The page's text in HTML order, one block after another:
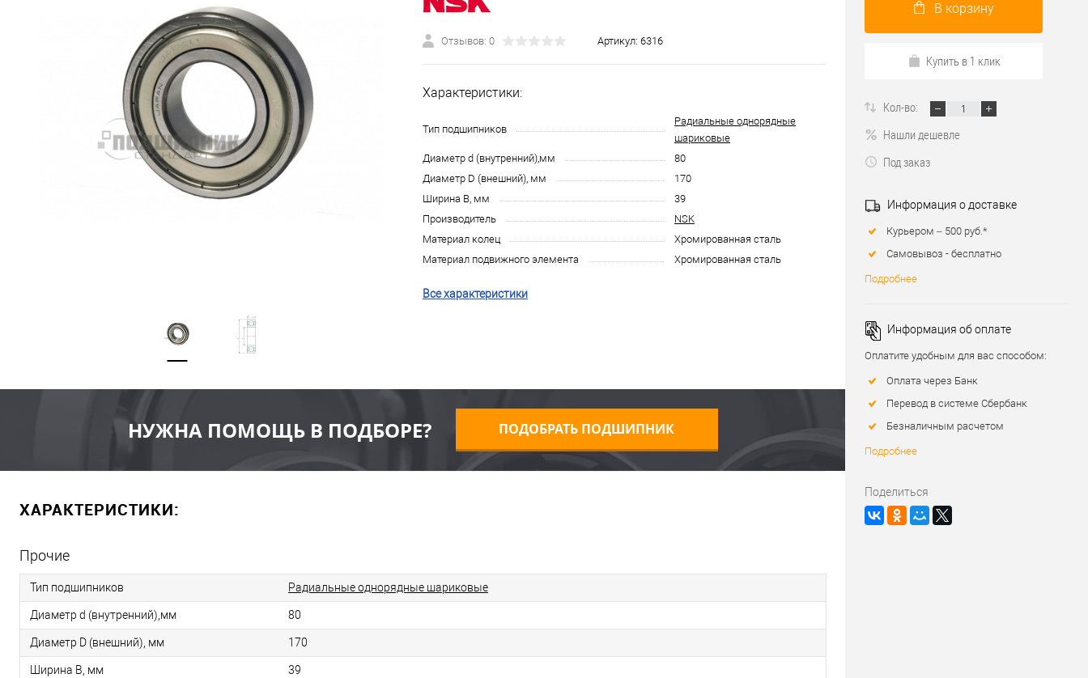
Отзывов: 0 Артикул: 6316
Характеристики:
Тип подшипников
Радиальные однорядные
шариковые
Диаметр d (внутренний),мм
80
Диаметр D (внешний), мм
170
Ширина B, мм
39
Производитель
NSK
Материал колец
Хромированная сталь
Материал подвижного элемента
Хромированная сталь
Все характеристики
НУЖНА ПОМОЩЬ В ПОДБОРЕ? ПОДОБРАТЬ ПОДШИПНИК
ХАРАКТЕРИСТИКИ:
Прочие
Тип подшипников Радиальные однорядные шариковые
Диаметр d (внутренний),мм 80
Диаметр D (внешний), мм 170
Ширина B, мм 39
В корзину
Купить в 1 клик
Кол-во:
Нашли дешевле
Под заказ
Информация о доставке
Курьером – 500 руб.*
Самовывоз - бесплатно
Подробнее
Информация об оплате
Оплатите удобным для вас способом:
Оплата через Банк
Перевод в системе Сбербанк
Безналичным расчетом
Подробнее
Поделиться